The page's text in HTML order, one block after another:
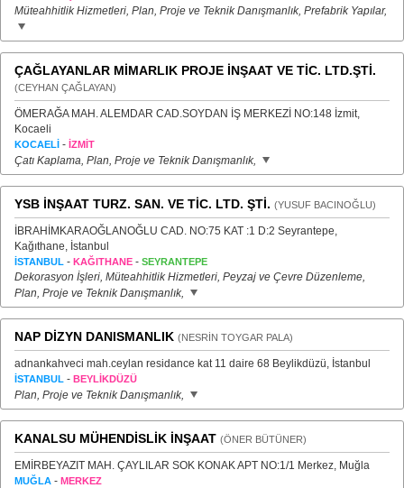
Müteahhitlik Hizmetleri, Plan, Proje ve Teknik Danışmanlık, Prefabrik Yapılar,
ÇAĞLAYANLAR MİMARLIK PROJE İNŞAAT VE TİC. LTD.ŞTİ.
(CEYHAN ÇAĞLAYAN)
ÖMERAĞA MAH. ALEMDAR CAD.SOYDAN İŞ MERKEZİ NO:148 İzmit,
Kocaeli
KOCAELİ - İZMİT
Çatı Kaplama, Plan, Proje ve Teknik Danışmanlık,
YSB İNŞAAT TURZ. SAN. VE TİC. LTD. ŞTİ. (YUSUF BACINOĞLU)
İBRAHİMKARAOĞLANOĞLU CAD. NO:75 KAT :1 D:2 Seyrantepe,
Kağıthane, İstanbul
İSTANBUL - KAĞITHANE - SEYRANTEPE
Dekorasyon İşleri, Müteahhitlik Hizmetleri, Peyzaj ve Çevre Düzenleme,
Plan, Proje ve Teknik Danışmanlık,
NAP DİZYN DANISMANLIK (NESRİN TOYGAR PALA)
adnankahveci mah.ceylan residance kat 11 daire 68 Beylikdüzü, İstanbul
İSTANBUL - BEYLİKDÜZÜ
Plan, Proje ve Teknik Danışmanlık,
KANALSU MÜHENDİSLİK İNŞAAT (ÖNER BÜTÜNER)
EMİRBEYAZIT MAH. ÇAYLILAR SOK KONAK APT NO:1/1 Merkez, Muğla
MUĞLA - MERKEZ